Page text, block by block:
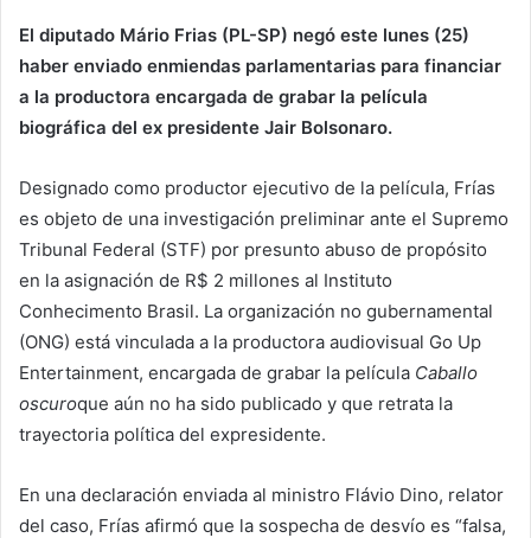
El diputado Mário Frias (PL-SP) negó este lunes (25)
haber enviado enmiendas parlamentarias para financiar
a la productora encargada de grabar la película
biográfica del ex presidente Jair Bolsonaro.
Designado como productor ejecutivo de la película, Frías
es objeto de una investigación preliminar ante el Supremo
Tribunal Federal (STF) por presunto abuso de propósito
en la asignación de R$ 2 millones al Instituto
Conhecimento Brasil. La organización no gubernamental
(ONG) está vinculada a la productora audiovisual Go Up
Entertainment, encargada de grabar la película Caballo
oscuroque aún no ha sido publicado y que retrata la
trayectoria política del expresidente.
En una declaración enviada al ministro Flávio Dino, relator
del caso, Frías afirmó que la sospecha de desvío es “falsa,